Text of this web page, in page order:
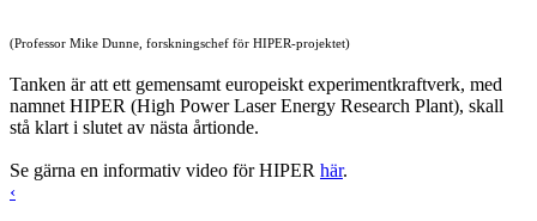
(Professor Mike Dunne, forskningschef för HIPER-projektet)
Tanken är att ett gemensamt europeiskt experimentkraftverk, med
namnet HIPER (High Power Laser Energy Research Plant), skall
stå klart i slutet av nästa årtionde.
Se gärna en informativ video för HIPER här.
‹